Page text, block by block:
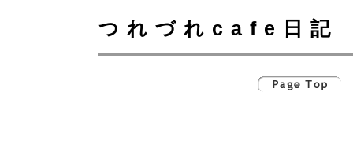
つれづれcafe日記